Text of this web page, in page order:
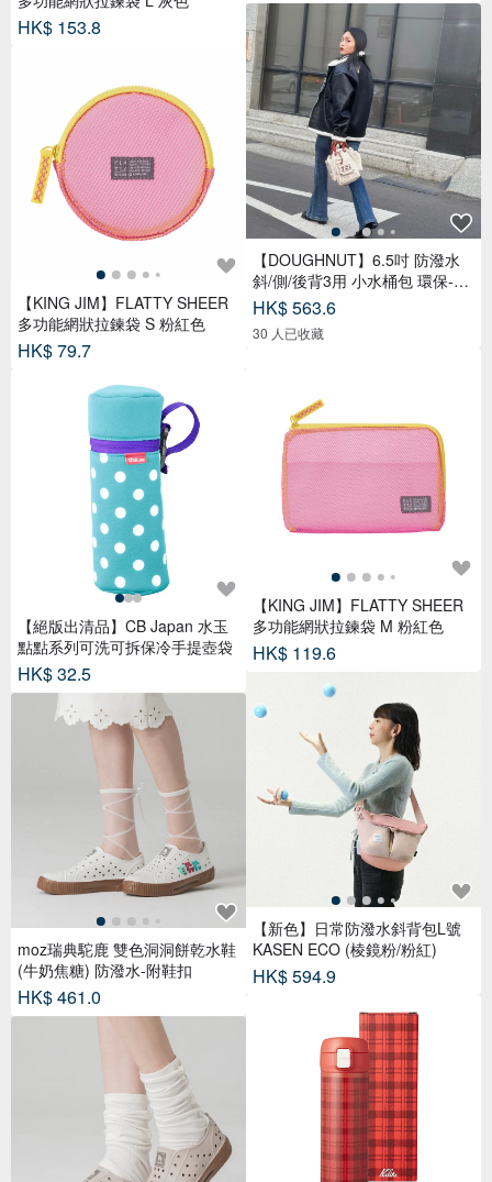
HK$ 153.8
【KING JIM】FLATTY SHEER
多功能網狀拉鍊袋 S 粉紅色
HK$ 79.7
【絕版出清品】CB Japan 水玉
點點系列可洗可拆保冷手提壺袋
HK$ 32.5
moz瑞典駝鹿 雙色洞洞餅乾水鞋
(牛奶焦糖) 防潑水-附鞋扣
HK$ 461.0
【DOUGHNUT】6.5吋 防潑水
斜/側/後背3用 小水桶包 環保-石
TDW
HK$ 563.6
30 人已收藏
【KING JIM】FLATTY SHEER
多功能網狀拉鍊袋 M 粉紅色
HK$ 119.6
【新色】日常防潑水斜背包L號
KASEN ECO (棱鏡粉/粉紅)
HK$ 594.9